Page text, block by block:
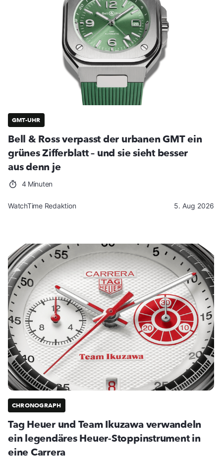
GMT-UHR
Bell & Ross verpasst der urbanen GMT ein
grünes Zifferblatt – und sie sieht besser
aus denn je
4 Minuten
WatchTime Redaktion 5. Aug 2026
CHRONOGRAPH
Tag Heuer und Team Ikuzawa verwandeln
ein legendäres Heuer-Stoppinstrument in
eine Carrera